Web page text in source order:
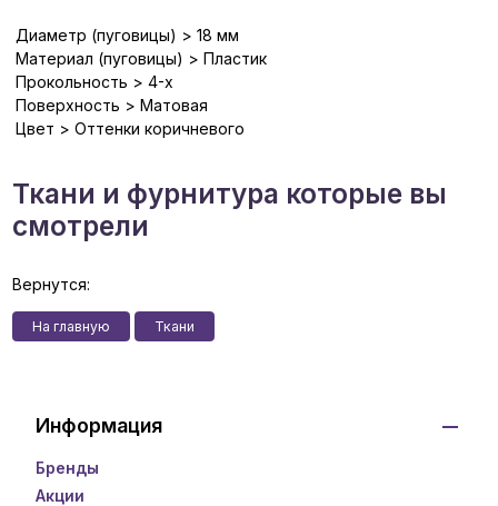
Диаметр (пуговицы) > 18 мм
Материал (пуговицы) > Пластик
Прокольность > 4-х
Поверхность > Матовая
Цвет > Оттенки коричневого
Ткани и фурнитура которые вы
смотрели
Вернутся:
На главную Ткани
Информация
Бренды
Акции